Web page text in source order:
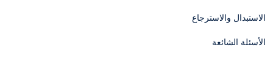
الاستبدال والاسترجاع
الأسئلة الشائعة